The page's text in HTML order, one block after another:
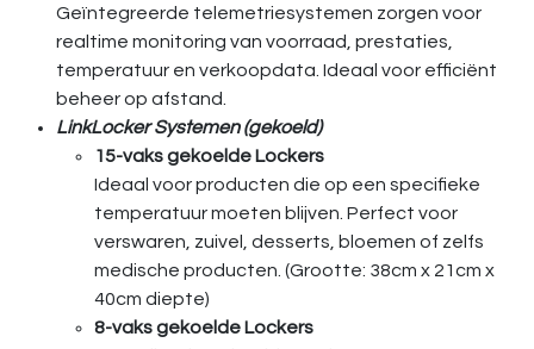
Geïntegreerde telemetriesystemen zorgen voor
realtime monitoring van voorraad, prestaties,
temperatuur en verkoopdata. Ideaal voor efficiënt
beheer op afstand.
LinkLocker Systemen (gekoeld)
15-vaks gekoelde Lockers
Ideaal voor producten die op een specifieke
temperatuur moeten blijven. Perfect voor
verswaren, zuivel, desserts, bloemen of zelfs
medische producten. (Grootte: 38cm x 21cm x
40cm diepte)
8-vaks gekoelde Lockers